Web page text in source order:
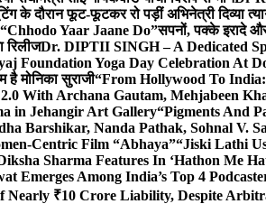
के दौरान फूट-फूटकर रो पड़ीं अभिनेत्री दिव्या
Yaar Jaane Do”सपनों, पक्के इरादे और
रिलीजDr. DIPTII SINGH – A Dedicated
Foundation Yoga Day Celebration At
है मोनिका सुराजी“From Hollywood To
With Archana Gautam, Mehjabeen
in Jehangir Art Gallery“Pigments And
Barshikar, Nanda Pathak, Sohnal V.
Centric Film “Abhaya”“Jiski Lathi
Sharma Features In ‘Hathon Me
Emerges Among India’s Top 4
Nearly ₹10 Crore Liability, Despite